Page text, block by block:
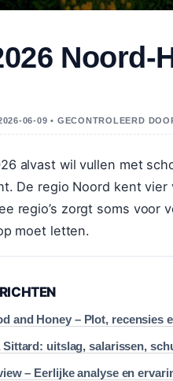
06-09 • GECONTROLEERD
alvast wil vullen met
De regio Noord kent
regio’s zorgt soms voor
moet letten.
and Honey – Plot, recensies
Sittard: uitslag, salarissen,
– Eerlijke analyse en